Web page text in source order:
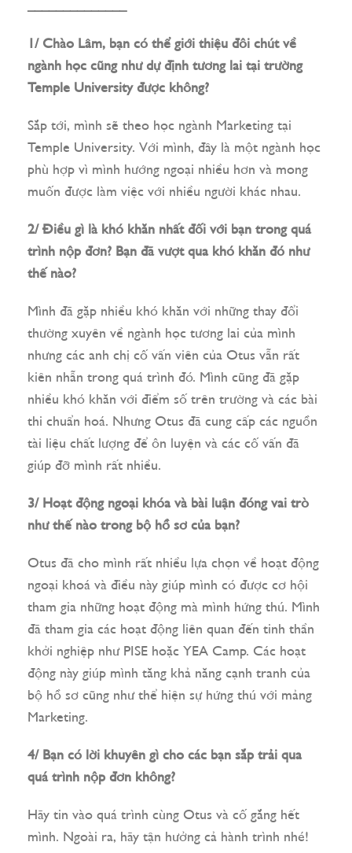
______________
1/ Chào Lâm, bạn có thể giới thiệu đôi chút về
ngành học cũng như dự định tương lai tại trường
Temple University được không?
Sắp tới, mình sẽ theo học ngành Marketing tại
Temple University. Với mình, đây là một ngành học
phù hợp vì mình hướng ngoại nhiều hơn và mong
muốn được làm việc với nhiều người khác nhau.
2/ Điều gì là khó khăn nhất đối với bạn trong quá
trình nộp đơn? Bạn đã vượt qua khó khăn đó như
thế nào?
Mình đã gặp nhiều khó khăn với những thay đổi
thường xuyên về ngành học tương lai của mình
nhưng các anh chị cố vấn viên của Otus vẫn rất
kiên nhẫn trong quá trình đó. Mình cũng đã gặp
nhiều khó khăn với điểm số trên trường và các bài
thi chuẩn hoá. Nhưng Otus đã cung cấp các nguồn
tài liệu chất lượng để ôn luyện và các cố vấn đã
giúp đỡ mình rất nhiều.
3/ Hoạt động ngoại khóa và bài luận đóng vai trò
như thế nào trong bộ hồ sơ của bạn?
Otus đã cho mình rất nhiều lựa chọn về hoạt động
ngoại khoá và điều này giúp mình có được cơ hội
tham gia những hoạt động mà mình hứng thú. Mình
đã tham gia các hoạt động liên quan đến tinh thần
khởi nghiệp như PISE hoặc YEA Camp. Các hoạt
động này giúp mình tăng khả năng cạnh tranh của
bộ hồ sơ cũng như thể hiện sự hứng thú với mảng
Marketing.
4/ Bạn có lời khuyên gì cho các bạn sắp trải qua
quá trình nộp đơn không?
Hãy tin vào quá trình cùng Otus và cố gắng hết
mình. Ngoài ra, hãy tận hưởng cả hành trình nhé!